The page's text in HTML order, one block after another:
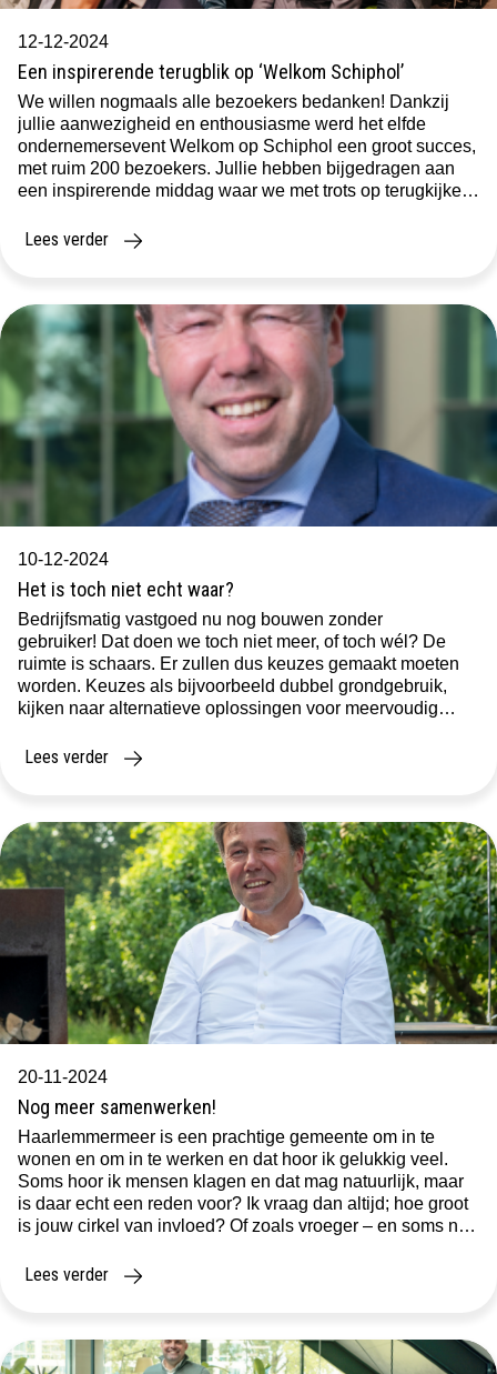
12-12-2024
Een inspirerende terugblik op ‘Welkom Schiphol’
We willen nogmaals alle bezoekers bedanken! Dankzij
jullie aanwezigheid en enthousiasme werd het elfde
ondernemersevent Welkom op Schiphol een groot succes,
met ruim 200 bezoekers. Jullie hebben bijgedragen aan
een inspirerende middag waar we met trots op terugkijken.
november organiseerde Schenk Makelaars, samen met
Lees verder
10-12-2024
Het is toch niet echt waar?
Bedrijfsmatig vastgoed nu nog bouwen zonder
gebruiker! Dat doen we toch niet meer, of toch wél? De
ruimte is schaars. Er zullen dus keuzes gemaakt moeten
worden. Keuzes als bijvoorbeeld dubbel grondgebruik,
kijken naar alternatieve oplossingen voor meervoudig
bestemming in de avond. Dat gaat natuurlijk niet altijd
Lees verder
20-11-2024
Nog meer samenwerken!
Haarlemmermeer is een prachtige gemeente om in te
wonen en om in te werken en dat hoor ik gelukkig veel.
Soms hoor ik mensen klagen en dat mag natuurlijk, maar
is daar echt een reden voor? Ik vraag dan altijd; hoe groot
is jouw cirkel van invloed? Of zoals vroeger – en soms nog
Lees verder